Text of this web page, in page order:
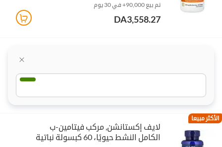
تم بيع 90,000+ في 30 يوم
DA3,558.27
الأكثر مبيعا
لايف إكستانشن‏, مركب فيتامين-ب
الكامل النشط حيويًا، 60 كبسولة نباتية